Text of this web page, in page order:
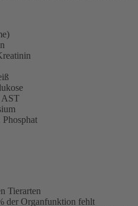
AST
Tierarten
der Organfunktion fehlt